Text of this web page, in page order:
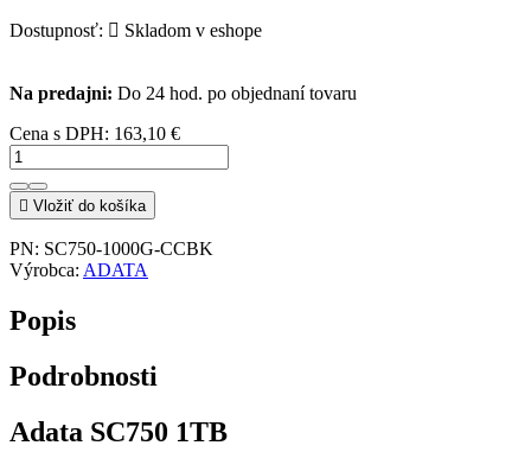
Dostupnosť:  Skladom v eshope
Na predajni: Do 24 hod. po objednaní tovaru
Cena s DPH: 163,10 €
 Vložiť do košíka
PN: SC750-1000G-CCBK
Výrobca: ADATA
Popis
Podrobnosti
Adata SC750 1TB